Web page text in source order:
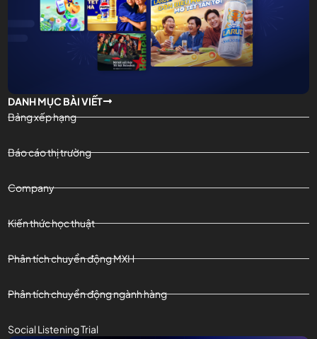
DANH MỤC BÀI VIẾT
Bảng xếp hạng
Báo cáo thị trường
Company
Kiến thức học thuật
Phân tích chuyển động MXH
Phân tích chuyển động ngành hàng
Social Listening Trial